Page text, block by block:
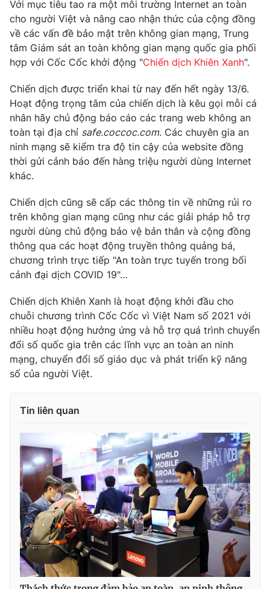
Thị trường
Góc doanh nghiệp
Truyền hình
Phim VTV
Nhân vật
Khán giả
Giải sao mai
Giải trí
Điện ảnh
Âm nhạc
Sao
Đời sống
Du lịch
Làm đẹp
Chất lượng cuộc sống
Giáo dục
Tuyển sinh
Học trực tuyến
Công nghệ
Sản phẩm
Thị trường
Tư vấn
Giao lưu trực tuyến
Lịch phát sóng
Chuyên mục khác
Emagazine Podcast
Photo Infographic
Video
VTV Money
VTV Sức khoẻ Bất động sản
Thị trường 24h Tấm lòng Việt
VTV4 Vươn mình bằng AI
VTV9 VTV8
Liên hệ tòa soạn English
Với mục tiêu tao ra một môi trường Internet an toàn
cho người Việt và nâng cao nhận thức của cộng đồng
về các vấn đề bảo mật trên không gian mạng, Trung
tâm Giám sát an toàn không gian mạng quốc gia phối
hợp với Cốc Cốc khởi động "Chiến dịch Khiên Xanh".
Chiến dịch được triển khai từ nay đến hết ngày 13/6.
Hoạt động trọng tâm của chiến dịch là kêu gọi mỗi cá
nhân hãy chủ động báo cáo các trang web không an
toàn tại địa chỉ safe.coccoc.com. Các chuyên gia an
ninh mạng sẽ kiểm tra độ tin cậy của website đồng
thời gửi cảnh báo đến hàng triệu người dùng Internet
khác.
Chiến dịch cũng sẽ cấp các thông tin về những rủi ro
trên không gian mạng cũng như các giải pháp hỗ trợ
người dùng chủ động bảo vệ bản thân và cộng đồng
thông qua các hoạt động truyền thông quảng bá,
chương trình trực tiếp "An toàn trực tuyến trong bối
cảnh đại dịch COVID 19"…
Chiến dịch Khiên Xanh là hoạt động khởi đầu cho
chuỗi chương trình Cốc Cốc vì Việt Nam số 2021 với
nhiều hoạt động hưởng ứng và hỗ trợ quá trình chuyển
đổi số quốc gia trên các lĩnh vực an toàn an ninh
mạng, chuyển đổi số giáo dục và phát triển kỹ năng
số của người Việt.
Tin liên quan